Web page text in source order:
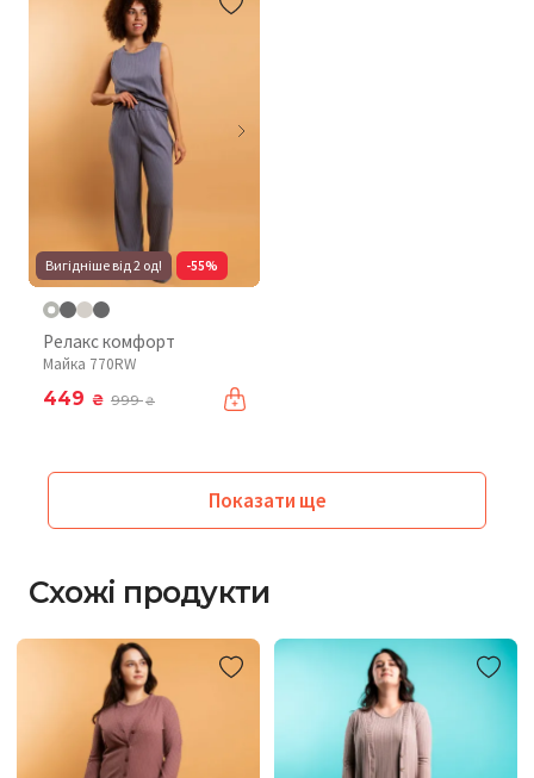
Вигідніше від 2 од! -55%
Релакс комфорт
Майка 770RW
449 ₴ 999₴
Показати ще
Схожі продукти